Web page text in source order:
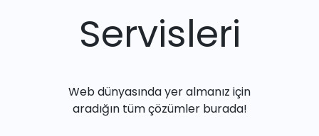
Servisleri
Web dünyasında yer almanız için
aradığın tüm çözümler burada!